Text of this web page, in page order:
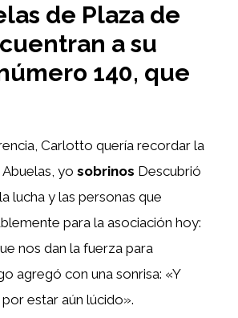
de Plaza de
a su
140, que
Carlotto quería recordar la
yo sobrinos Descubrió
lucha y las personas que
para la asociación hoy:
nos dan la fuerza para
agregó con una sonrisa: «Y
estar aún lúcido».